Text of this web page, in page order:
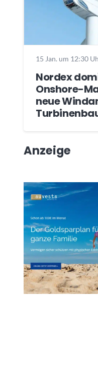
15 Jan. um 12:30
Nordex
Onshore-
neue
Anzeige